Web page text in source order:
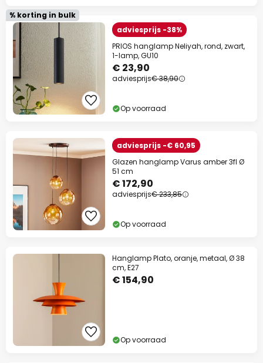
% korting in bulk
adviesprijs -38%
PRIOS hanglamp Neliyah, rond, zwart,
1-lamp, GU10
€ 23,90
adviesprijs€ 38,90
Op voorraad
adviesprijs -€ 60,95
Glazen hanglamp Varus amber 3fl Ø
51 cm
€ 172,90
adviesprijs€ 233,85
Op voorraad
Hanglamp Plato, oranje, metaal, Ø 38
cm, E27
€ 154,90
Op voorraad